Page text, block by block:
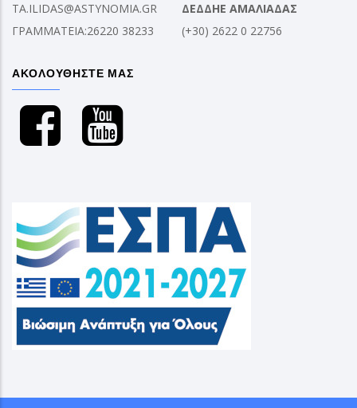
TA.ILIDAS@ASTYNOMIA.GR
ΓΡΑΜΜΑΤΕΙΑ:26220 38233
ΔΕΔΔΗΕ ΑΜΑΛΙΑΔΑΣ
(+30) 2622 0 22756
ΑΚΟΛΟΥΘΗΣΤΕ ΜΑΣ